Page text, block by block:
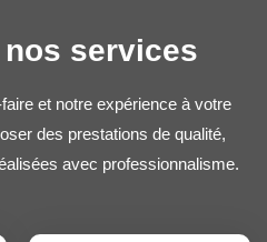
services
et notre expérience à votre
des prestations de qualité,
avec professionnalisme.